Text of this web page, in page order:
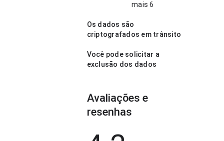
mais 6
Os dados são
criptografados em trânsito
Você pode solicitar a
exclusão dos dados
Avaliações e
resenhas